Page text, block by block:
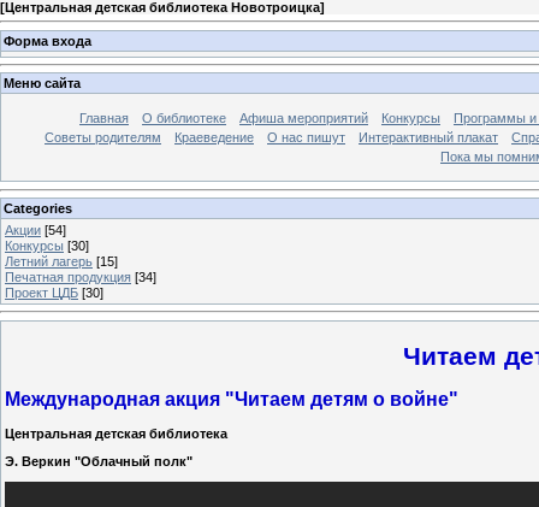
[Центральная детская библиотека Новотроицка]
Форма входа
Меню сайта
Главная О библиотеке Афиша мероприятий Конкурсы
Программы и
Советы родителям
Краеведение О нас пишут Интерактивный плакат
Пока мы
Categories
Акции [54]
Конкурсы [30]
Летний лагерь [15]
Печатная продукция [34]
Проект ЦДБ [30]
Читаем
Международная акция "Читаем детям о войне"
Центральная детская библиотека
Э. Веркин "Облачный полк"